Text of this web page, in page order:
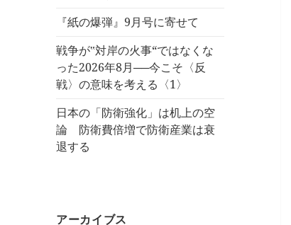
『紙の爆弾』9月号に寄せて
戦争が‟対岸の火事“ではなくな
った2026年8月──今こそ〈反
戦〉の意味を考える〈1〉
日本の「防衛強化」は机上の空
論 防衛費倍増で防衛産業は衰
退する
アーカイブス